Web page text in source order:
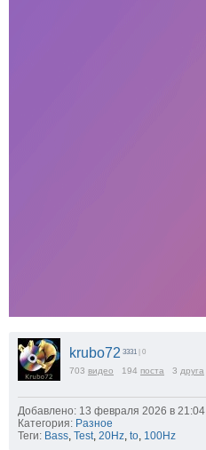
krubo72 3331 | 0
703 видео 194 поста 3 друга
Добавлено: 13 февраля 2026 в 21:04
Категория: Разное
Теги: Bass Test 20Hz to 100Hz